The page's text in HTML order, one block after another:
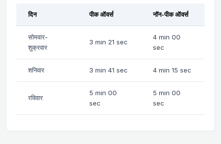
दिन पीक ऑवर्स नॉन-पीक ऑवर्स
सोमवार-
शुक्रवार
3 min 21 sec
4 min 00
sec
शनिवार 3 min 41 sec 4 min 15 sec
रविवार
5 min 00
sec
5 min 00
sec